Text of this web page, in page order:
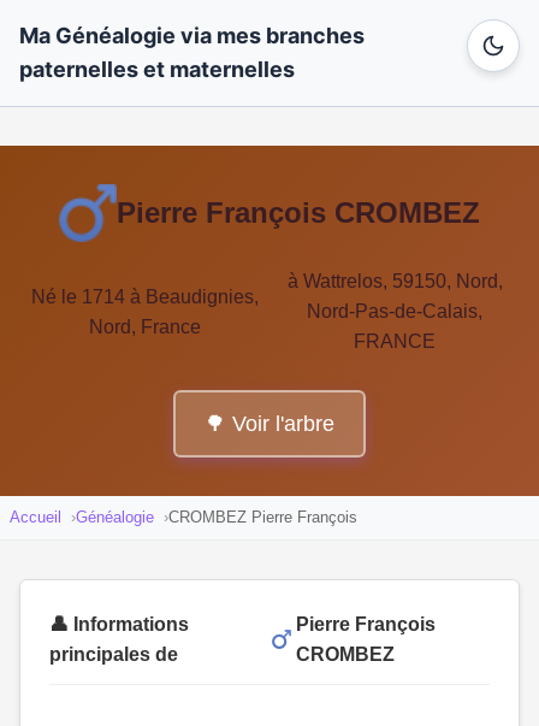
Ma Généalogie via mes branches
paternelles et maternelles
Pierre François CROMBEZ
Né le 1714 à Beaudignies,
Nord, France
à Wattrelos, 59150, Nord,
Nord-Pas-de-Calais,
FRANCE
🌳 Voir l'arbre
Accueil Généalogie CROMBEZ Pierre François
👤 Informations
principales de
Pierre François
CROMBEZ